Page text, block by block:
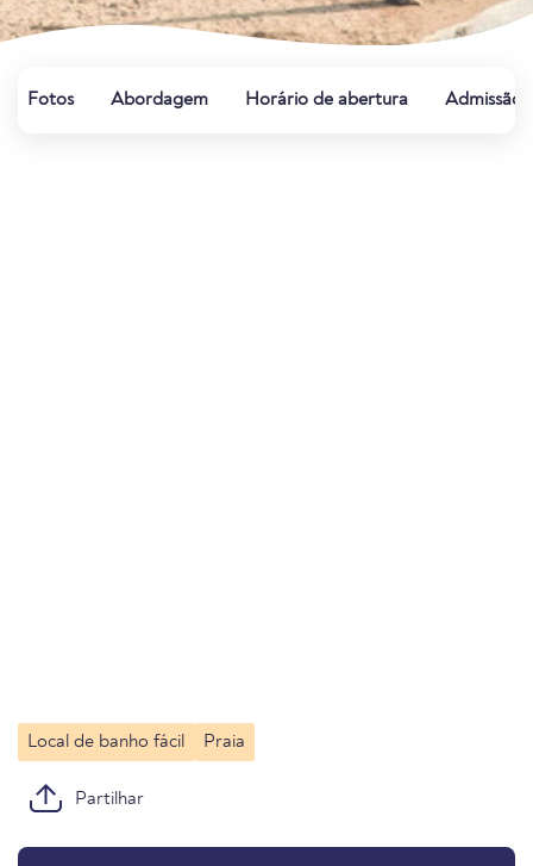
Fotos Abordagem Horário de abertura Admissão
Local de banho fácil Praia
Partilhar